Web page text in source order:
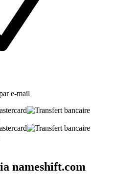
e-mail
nameshift.com